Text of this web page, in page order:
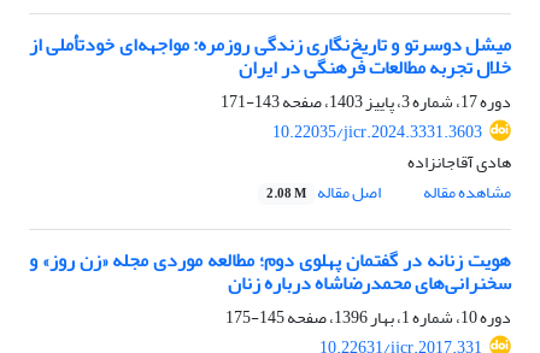
میشل دوسرتو و تاریخ‌نگاری زندگی روزمره: مواجهه‌ای خودتأملی از
خلال تجربه مطالعات فرهنگی در ایران
دوره 17، شماره 3، پاییز 1403، صفحه
143-171
10.22035/jicr.2024.3331.3603
هادی آقاجانزاده
مشاهده مقاله
اصل مقاله 2.08 M
هویت زنانه در گفتمان پهلوی دوم؛ مطالعه موردی مجله «زن روز» و
سخنرانی‌های محمدرضاشاه درباره زنان
دوره 10، شماره 1، بهار 1396، صفحه
145-175